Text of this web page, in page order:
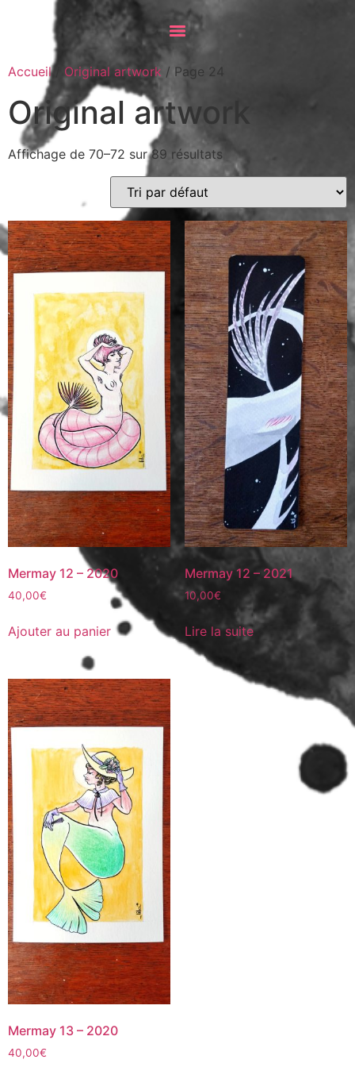
Accueil/ Original artwork / Page 24
Original artwork
Affichage de 70–72 sur 89 résultats
Mermay 12 – 2020
40,00€
Ajouter au panier
Mermay 12 – 2021
10,00€
Lire la suite
Mermay 13 – 2020
40,00€